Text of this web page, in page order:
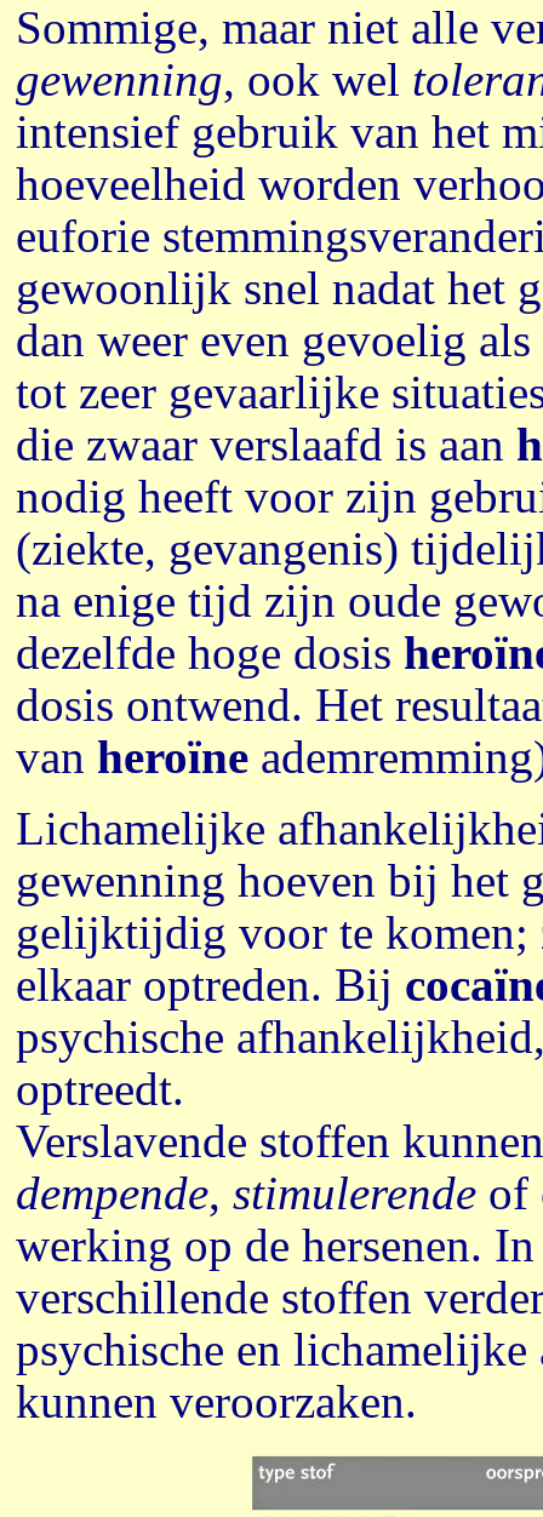
Sommige, maar niet alle
gewenning, ook wel
intensief gebruik van het
hoeveelheid worden
euforie
gewoonlijk snel nadat het
dan weer even gevoelig
tot zeer gevaarlijke
die zwaar verslaafd is aan
nodig heeft voor zijn
(ziekte, gevangenis)
na enige tijd zijn oude
dezelfde hoge dosis
dosis ontwend. Het
van heroïne
Lichamelijke
gewenning hoeven bij het
gelijktijdig voor te komen;
elkaar optreden. Bij
psychische
optreedt.
Verslavende stoffen
dempende, stimulerende of
werking op de hersenen.
verschillende stoffen
psychische en
kunnen veroorzaken.